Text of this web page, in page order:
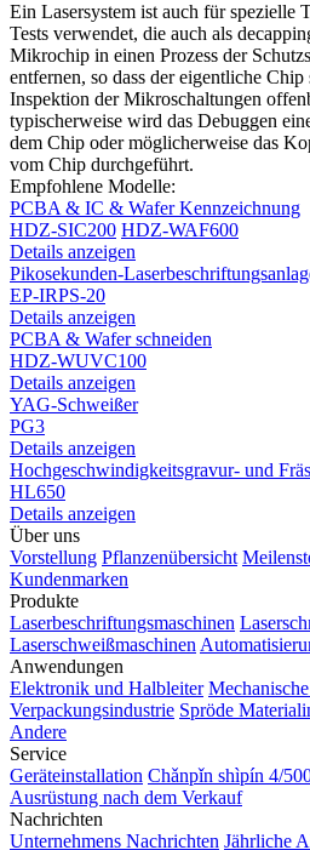
Ein Lasersystem ist auch für spezielle
Tests verwendet, die auch als
Mikrochip in einen Prozess der
entfernen, so dass der eigentliche
Inspektion der Mikroschaltungen
typischerweise wird das Debuggen
dem Chip oder möglicherweise das
vom Chip durchgeführt.
Empfohlene Modelle:
PCBA & IC & Wafer Kennzeichnung
HDZ-SIC200 HDZ-WAF600
Details anzeigen
Pikosekunden-
EP-IRPS-20
Details anzeigen
PCBA & Wafer schneiden
HDZ-WUVC100
Details anzeigen
YAG-Schweißer
PG3
Details anzeigen
Hochgeschwindigkeitsgravur- und
HL650
Details anzeigen
Über uns
Vorstellung Pflanzenübersicht
Kundenmarken
Produkte
Laserbeschriftungsmaschinen
Laserschweißmaschinen
Anwendungen
Elektronik und Halbleiter
Verpackungsindustrie Spröde
Andere
Service
Geräteinstallation Chǎnpǐn shìpín 4/
Ausrüstung nach dem Verkauf
Nachrichten
Unternehmens Nachrichten Jährliche